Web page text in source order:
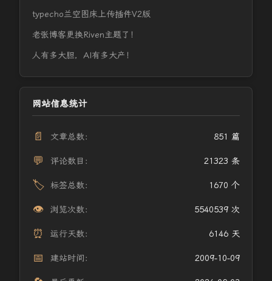
typecho兰空图床上传插件V2版
老张博客更换Riven主题了！
人有多大胆，AI有多大产！
网站信息统计
📄 文章总数： 851 篇
💬 评论数目： 21323 条
🏷️ 标签总数： 1670 个
👁️ 浏览次数： 5540539 次
⏰ 运行天数： 6146 天
📅 建站时间： 2009-10-09